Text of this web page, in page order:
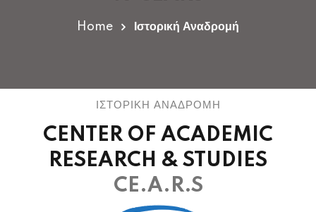
Home Ιστορική Αναδρομή
ΙΣΤΟΡΙΚΗ ΑΝΑΔΡΟΜΗ
CENTER OF ACADEMIC
RESEARCH & STUDIES
CE.A.R.S